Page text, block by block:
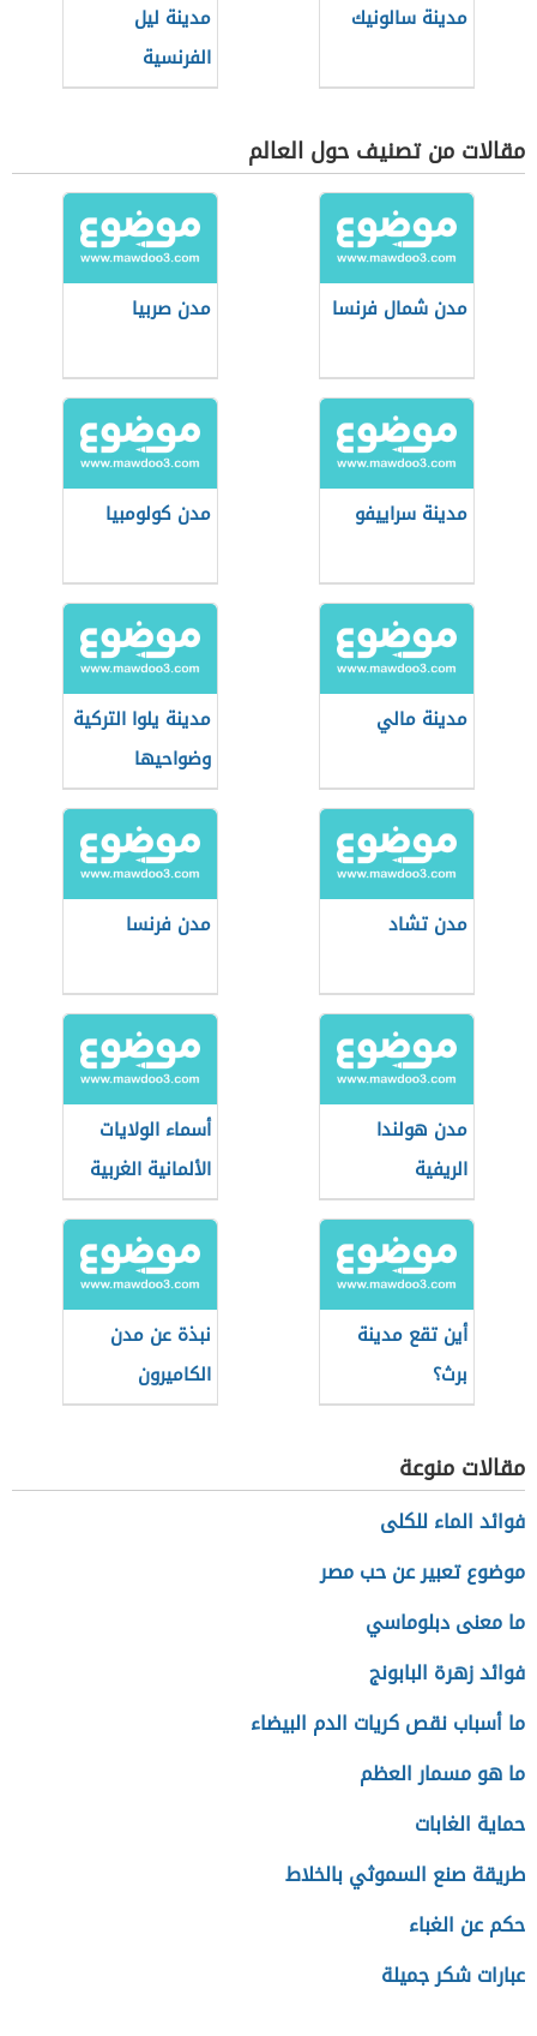
مدينة سالونيك
مدينة ليل
الفرنسية
مقالات من تصنيف حول العالم
مدن شمال فرنسا مدن صربيا
مدينة سراييفو مدن كولومبيا
مدينة مالي
مدينة يلوا التركية
وضواحيها
مدن تشاد مدن فرنسا
مدن هولندا
الريفية
أسماء الولايات
الألمانية الغربية
أين تقع مدينة
برث؟
نبذة عن مدن
الكاميرون
مقالات منوعة
فوائد الماء للكلى
موضوع تعبير عن حب مصر
ما معنى دبلوماسي
فوائد زهرة البابونج
ما أسباب نقص كريات الدم البيضاء
ما هو مسمار العظم
حماية الغابات
طريقة صنع السموثي بالخلاط
حكم عن الغباء
عبارات شكر جميلة